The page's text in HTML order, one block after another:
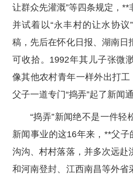
让群众先灌溉”等四条规定，**
并试着以“永丰村的让水协议
稿，先后在怀化日报、湖南日
可收拾。1992年其儿子张微
像其他农村青年一样外出打工
父子一道专门“捣弄”起了新闻通
“捣弄”新闻绝不是一件轻
新闻事业的这16年来，**父子
沟沟、村村落落，并多次远赴
和河南登封、江西南昌等外省